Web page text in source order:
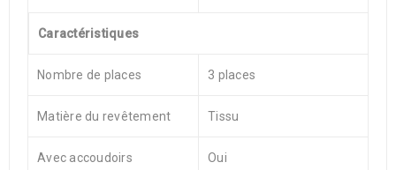
Caractéristiques
Nombre de places 3 places
Matière du revêtement Tissu
Avec accoudoirs Oui